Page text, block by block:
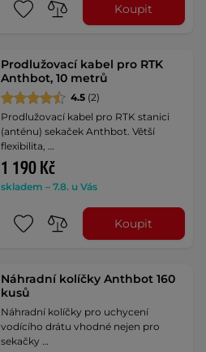
Koupit
Prodlužovací kabel pro RTK
Anthbot, 10 metrů
4.5 (2)
Prodlužovací kabel pro RTK stanici
(anténu) sekaček Anthbot. Větší
flexibilita, …
1 190 Kč
skladem – 7.8. u Vás
Koupit
Náhradní kolíčky Anthbot 160
kusů
Náhradní kolíčky pro uchycení
vodícího drátu vhodné nejen pro
sekačky …